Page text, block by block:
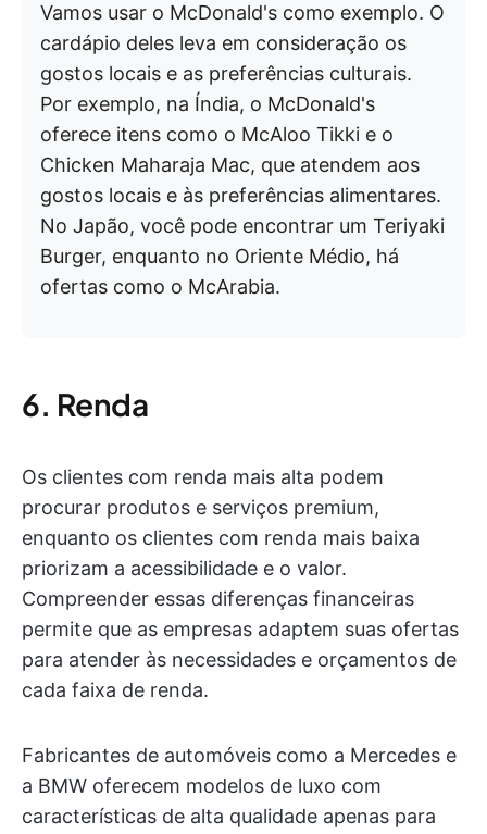
Vamos usar o McDonald's como exemplo. O
cardápio deles leva em consideração os
gostos locais e as preferências culturais.
Por exemplo, na Índia, o McDonald's
oferece itens como o McAloo Tikki e o
Chicken Maharaja Mac, que atendem aos
gostos locais e às preferências alimentares.
No Japão, você pode encontrar um Teriyaki
Burger, enquanto no Oriente Médio, há
ofertas como o McArabia.
6. Renda
Os clientes com renda mais alta podem
procurar produtos e serviços premium,
enquanto os clientes com renda mais baixa
priorizam a acessibilidade e o valor.
Compreender essas diferenças financeiras
permite que as empresas adaptem suas ofertas
para atender às necessidades e orçamentos de
cada faixa de renda.
Fabricantes de automóveis como a Mercedes e
a BMW oferecem modelos de luxo com
características de alta qualidade apenas para